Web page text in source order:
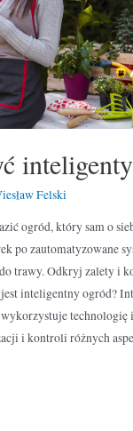
Felski
ogród, który sam o
po zautomatyzowane
trawy. Odkryj zalety i
inteligentny ogród?
technologię
i kontroli różnych